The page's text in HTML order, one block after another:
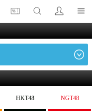
HKT48 NGT48